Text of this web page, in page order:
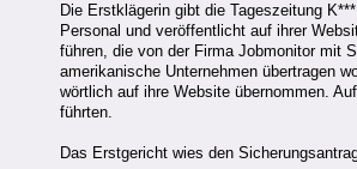
Die Erstklägerin gibt die Tageszeitung
Personal und veröffentlicht auf ihrer
führen, die von der Firma Jobmonitor mit
amerikanische Unternehmen übertragen
wörtlich auf ihre Website übernommen.
führten.
Das Erstgericht wies den